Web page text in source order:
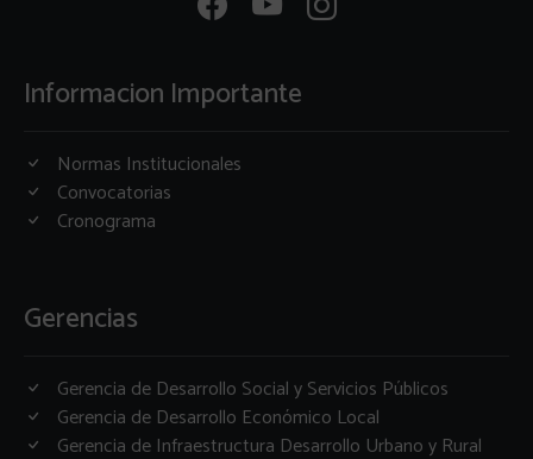
Informacion Importante
Normas Institucionales
Convocatorias
Cronograma
Gerencias
Gerencia de Desarrollo Social y Servicios Públicos
Gerencia de Desarrollo Económico Local
Gerencia de Infraestructura Desarrollo Urbano y Rural